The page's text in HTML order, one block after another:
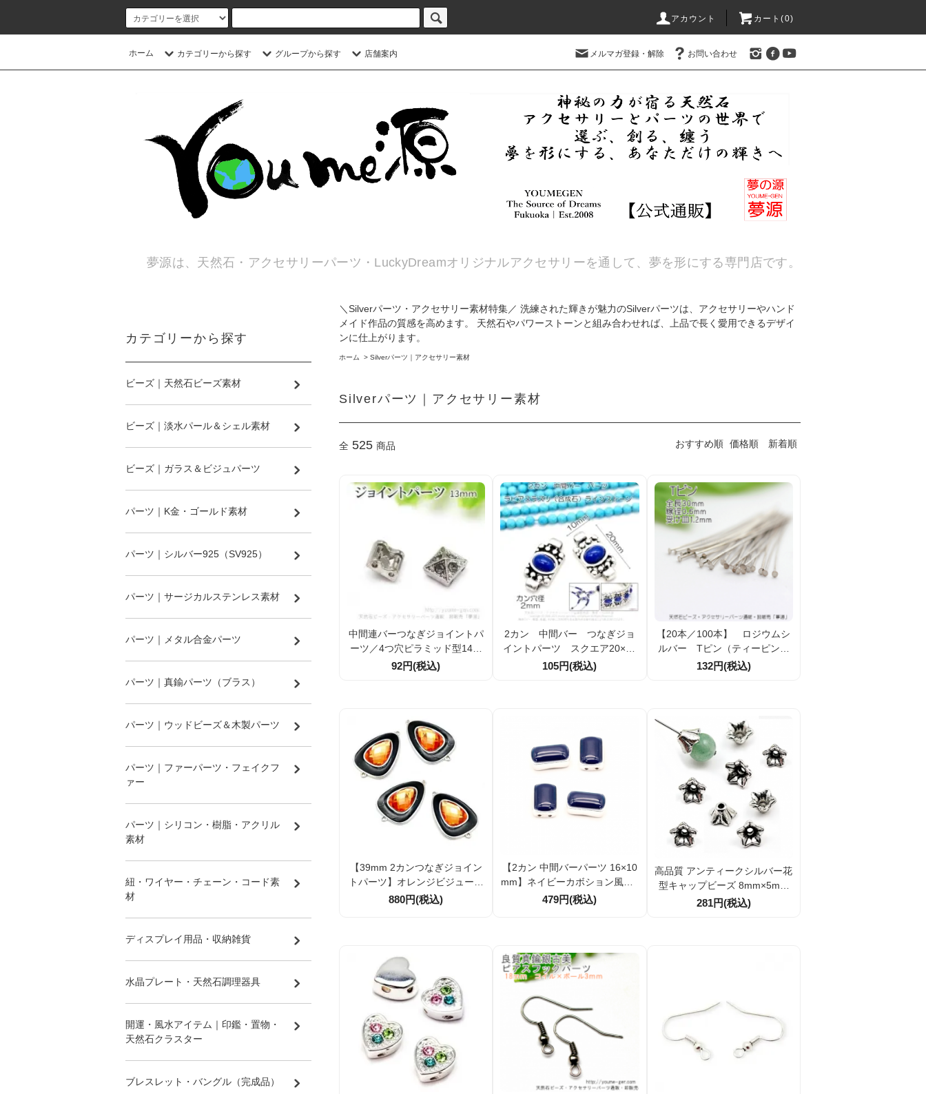
アカウント カート(0)
ホーム カテゴリーから探す グループから探す 店舗案内 メルマガ登録・解除 お問い合わせ
夢源は、天然石・アクセサリーパーツ・LuckyDreamオリジナルアクセサリーを通して、夢を形にする専門店です。
＼Silverパーツ・アクセサリー素材特集／ 洗練された輝きが魅力のSilverパーツは、アクセサリーやハンド
メイド作品の質感を高めます。 天然石やパワーストーンと組み合わせれば、上品で長く愛用できるデザイ
ンに仕上がります。
ホーム > Silverパーツ｜アクセサリー素材
Silverパーツ｜アクセサリー素材
全 525 商品 おすすめ順 価格順 新着順
中間連バーつなぎジョイントパ
ーツ／4つ穴ピラミッド型14ｍ
ｍ／シルバー×ラインストーン
92円(税込)
2カン 中間バー つなぎジョ
イントパーツ スクエア20×10
ｍｍ シルバー×ラピアスラズ
105円(税込)
【20本／100本】 ロジウムシ
ルバー Tピン（ティーピン）
全長30ｍｍ線径0.6ｍｍ受け皿
132円(税込)
【39mm 2カンつなぎジョイン
トパーツ】オレンジビジュート
ップ｜ブラックフレーム｜大ぶ
880円(税込)
【2カン 中間バーパーツ 16×10
mm】ネイビーカボション風｜2
連用コネクター｜穴径1mm｜1
479円(税込)
高品質 アンティークシルバー花
型キャップビーズ 8mm×5mm
穴径約2mm メタルビーズパー
281円(税込)
カテゴリーから探す
ビーズ｜天然石ビーズ素材
ビーズ｜淡水パール＆シェル素材
ビーズ｜ガラス＆ビジュパーツ
パーツ｜K金・ゴールド素材
パーツ｜シルバー925（SV925）
パーツ｜サージカルステンレス素材
パーツ｜メタル合金パーツ
パーツ｜真鍮パーツ（ブラス）
パーツ｜ウッドビーズ＆木製パーツ
パーツ｜ファーパーツ・フェイクフ
ァー
パーツ｜シリコン・樹脂・アクリル
素材
紐・ワイヤー・チェーン・コード素
材
ディスプレイ用品・収納雑貨
水晶プレート・天然石調理器具
開運・風水アイテム｜印鑑・置物・
天然石クラスター
ブレスレット・バングル（完成品）